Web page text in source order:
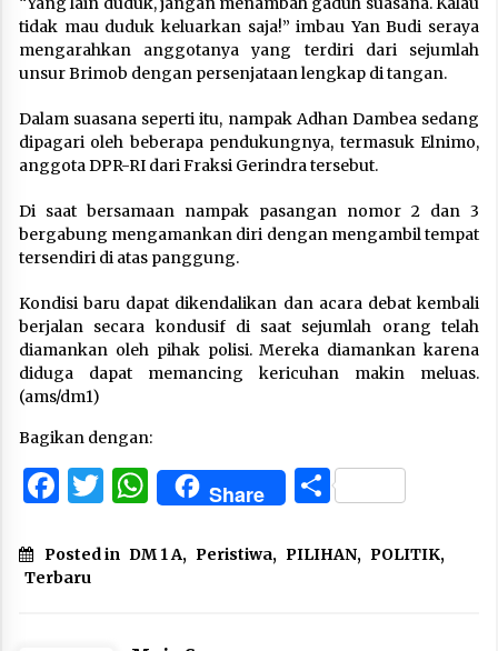
tidak mau duduk keluarkan saja!” imbau Yan Budi seraya
mengarahkan anggotanya yang terdiri dari sejumlah
unsur Brimob dengan persenjataan lengkap di tangan.
Dalam suasana seperti itu, nampak Adhan Dambea sedang
dipagari oleh beberapa pendukungnya, termasuk Elnimo,
anggota DPR-RI dari Fraksi Gerindra tersebut.
Di saat bersamaan nampak pasangan nomor 2 dan 3
bergabung mengamankan diri dengan mengambil tempat
tersendiri di atas panggung.
Kondisi baru dapat dikendalikan dan acara debat kembali
berjalan secara kondusif di saat sejumlah orang telah
diamankan oleh pihak polisi. Mereka diamankan karena
diduga dapat memancing kericuhan makin meluas.
(ams/dm1)
Bagikan dengan:
Facebook
Twitter
WhatsApp
Share Share
Posted in DM 1 A, Peristiwa, PILIHAN, POLITIK,
Terbaru